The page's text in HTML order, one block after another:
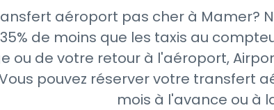
aéroport pas cher à Mamer?
de moins que les taxis au
ou de votre retour à l'aéroport,
pouvez réserver votre transfert
mois à l'avance ou à